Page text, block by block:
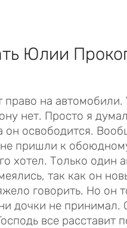
Юлии
на автомобили.
нет. Просто я
освободится.
пришли к
хотел. Только один
так как он
говорить. Но он
дочки не принимал.
все расставит